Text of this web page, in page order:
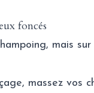
foncés
mais
massez vos